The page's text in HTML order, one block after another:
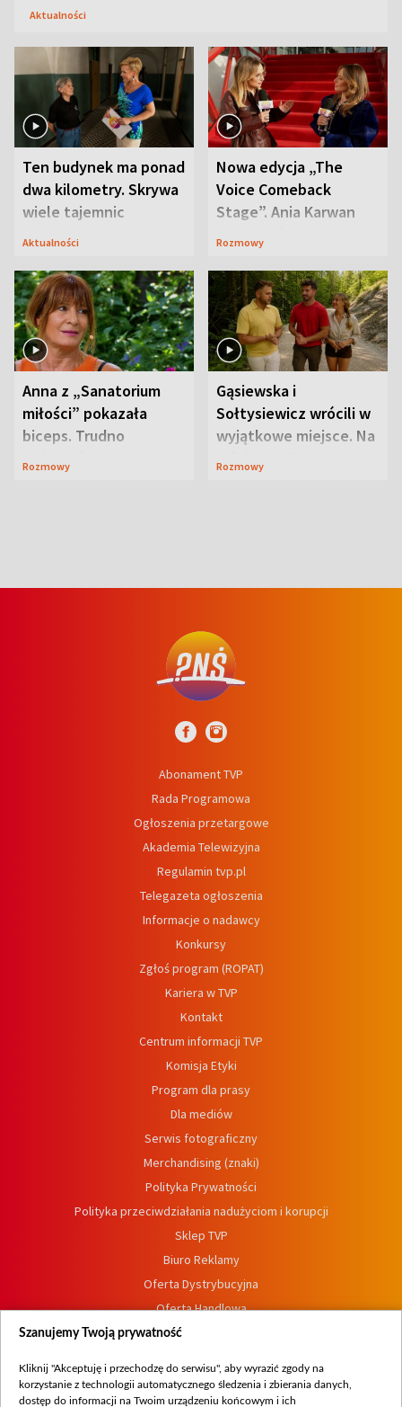
Aktualności
Ten budynek ma ponad
dwa kilometry. Skrywa
wiele tajemnic
Aktualności
Nowa edycja „The
Voice Comeback
Stage”. Ania Karwan
zapowiada
Rozmowy
Anna z „Sanatorium
miłości” pokazała
biceps. Trudno
uwierzyć, co przeszła
Rozmowy
Gąsiewska i
Sołtysiewicz wrócili w
wyjątkowe miejsce. Na
szlaku czekał
Rozmowy
Abonament TVP
Rada Programowa
Ogłoszenia przetargowe
Akademia Telewizyjna
Regulamin tvp.pl
Telegazeta ogłoszenia
Informacje o nadawcy
Konkursy
Zgłoś program (ROPAT)
Kariera w TVP
Kontakt
Centrum informacji TVP
Komisja Etyki
Program dla prasy
Dla mediów
Serwis fotograficzny
Merchandising (znaki)
Polityka Prywatności
Polityka przeciwdziałania nadużyciom i korupcji
Sklep TVP
Biuro Reklamy
Oferta Dystrybucyjna
Oferta Handlowa
Dostępność
Procedura zgłoszeń wewnętrznych
Szanujemy Twoją prywatność
Kliknij "Akceptuję i przechodzę do serwisu", aby wyrazić zgody na
korzystanie z technologii automatycznego śledzenia i zbierania danych,
dostęp do informacji na Twoim urządzeniu końcowym i ich